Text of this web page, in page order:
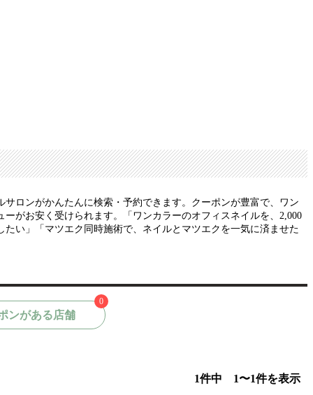
ロンがかんたんに検索・予約できます。クーポンが豊富で、ワン
がお安く受けられます。「ワンカラーのオフィスネイルを、2,000
い」「マツエク同時施術で、ネイルとマツエクを一気に済ませた
ンがある店舗
0
1件中 1〜1件を表示